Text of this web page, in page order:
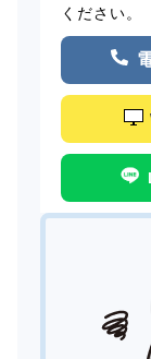
ください。